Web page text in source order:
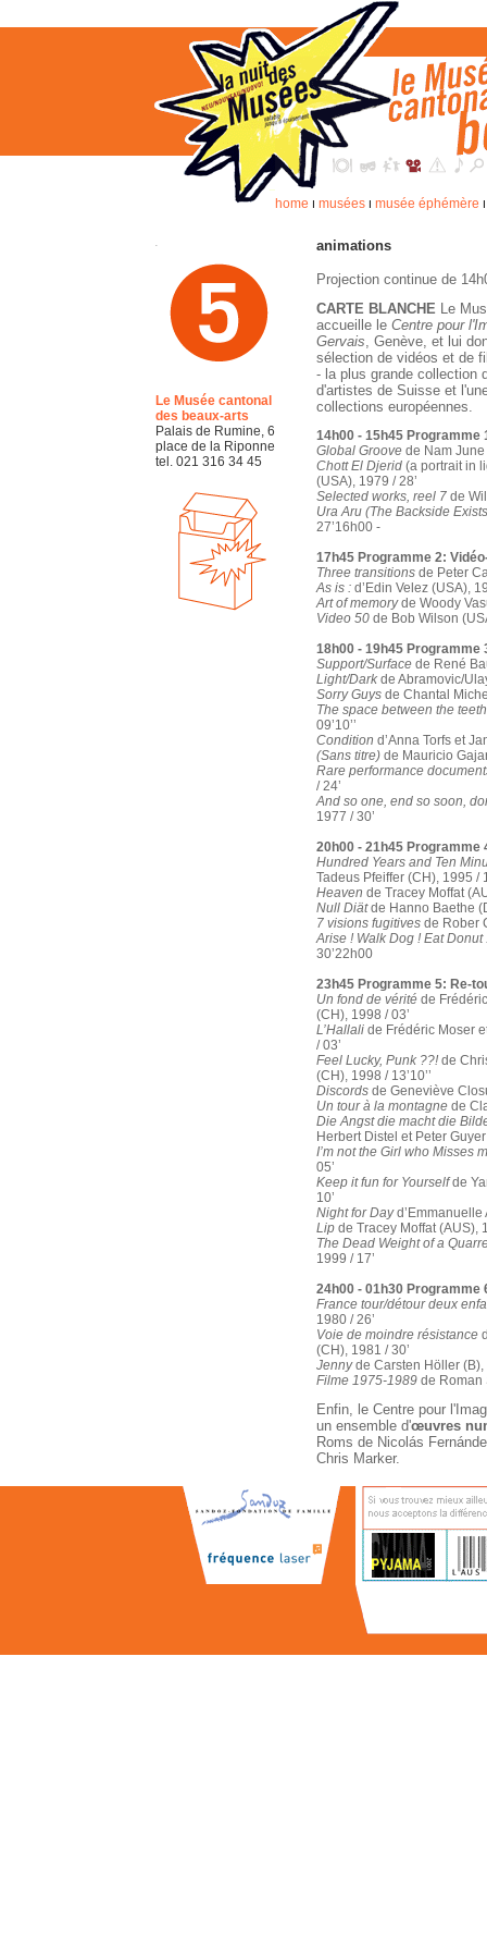
home I musées I musée éphémère
.
Le Musée cantonal
des beaux-arts
Palais de Rumine, 6
place de la Riponne
tel. 021 316 34 45
animations
Projection continue de
CARTE BLANCHELe
accueille le Centre pour
Gervais, Genève, et lui
sélection de vidéos et de
- la plus grande collection
d'artistes de Suisse et
collections européennes.
14h00 - 15h45 Programme
Global Groovede Nam June
Chott El Djerid(a portrait in
(USA), 1979 / 28’
Selected works, reel 7de
Ura Aru (The Backside
27’16h00 -
17h45 Programme 2:
Three transitionsde Peter
As is :d’Edin Velez (USA),
Art of memoryde Woody
Video 50de Bob Wilson
18h00 - 19h45 Programme
Support/Surfacede René
Light/Darkde Abramovic/
Sorry Guysde Chantal
The space between the teeth
09’10’’
Condition d’Anna Torfs et
(Sans titre)de Mauricio
Rare performance
/ 24’
And so one, end so soon,
1977 / 30’
20h00 - 21h45 Programme
Hundred Years and Ten
Tadeus Pfeiffer (CH), 1995 /
Heaven de Tracey Moffat
Null Diätde Hanno Baethe
7 visions fugitivesde Rober
Arise ! Walk Dog ! Eat Donut
30’22h00
23h45 Programme 5: Re-
Un fond de véritéde
(CH), 1998 / 03’
L’Hallali de Frédéric Moser
/ 03’
Feel Lucky, Punk ??!de
(CH), 1998 / 13’10’’
Discordsde Geneviève
Un tour à la montagnede
Die Angst die macht die
Herbert Distel et Peter
I’m not the Girl who Misses
05’
Keep it fun for Yourselfde
10’
Night for Dayd’Emmanuelle
Lipde Tracey Moffat (AUS),
The Dead Weight of a
1999 / 17’
24h00 - 01h30 Programme
France tour/détour deux
1980 / 26’
Voie de moindre résistance
(CH), 1981 / 30’
Jennyde Carsten Höller (B),
Filme 1975-1989de Roman
Enfin, le Centre pour
un ensemble d'œuvres
Roms de Nicolás
Chris Marker.